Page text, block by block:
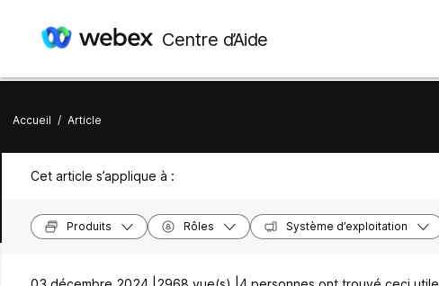
Centre d’Aide
Accueil / Article
Cet article s’applique à :
Produits Rôles Système d’exploitation